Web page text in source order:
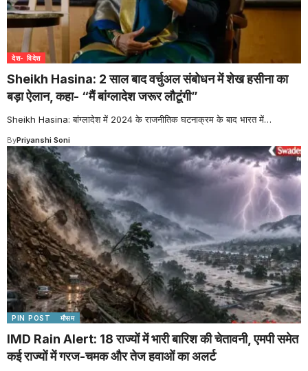
देश- विदेश
Sheikh Hasina: 2 साल बाद वर्चुअल संबोधन में शेख हसीना का
बड़ा ऐलान, कहा- “मैं बांग्लादेश जरूर लौटूंगी”
Sheikh Hasina: बांग्लादेश में 2024 के राजनीतिक घटनाक्रम के बाद भारत में…
ByPriyanshi Soni
PIN POST मौसम
IMD Rain Alert: 18 राज्यों में भारी बारिश की चेतावनी, एमपी समेत
कई राज्यों में गरज-चमक और तेज हवाओं का अलर्ट